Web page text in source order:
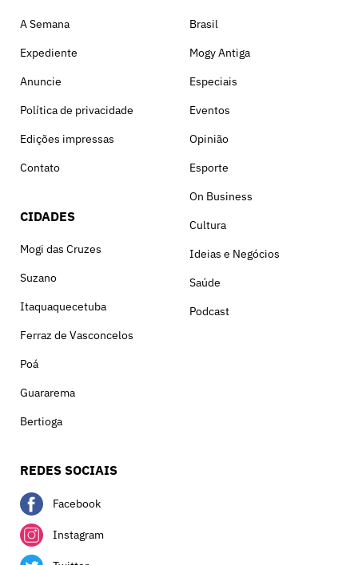
A Semana
Expediente
Anuncie
Política de privacidade
Edições impressas
Contato
CIDADES
Mogi das Cruzes
Suzano
Itaquaquecetuba
Ferraz de Vasconcelos
Poá
Guararema
Bertioga
Brasil
Mogy Antiga
Especiais
Eventos
Opinião
Esporte
On Business
Cultura
Ideias e Negócios
Saúde
Podcast
REDES SOCIAIS
Facebook
Instagram